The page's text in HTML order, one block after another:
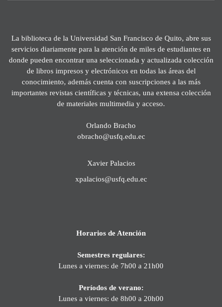
La biblioteca de la Universidad San Francisco de Quito, abre sus
servicios diariamente para la atención de miles de estudiantes en
donde pueden encontrar una seleccionada y actualizada colección
de libros impresos y electrónicos en todas las áreas del
conocimiento, además cuenta con suscripciones a las más
importantes revistas científicas y técnicas, una extensa colección
de materiales multimedia y acceso.
Orlando Bracho
obracho@usfq.edu.ec
Xavier Palacios
xpalacios@usfq.edu.ec
Horarios de Atención
Semestres regulares:
Lunes a viernes: de 7h00 a 21h00
Períodos de verano:
Lunes a viernes: de 8h00 a 20h00